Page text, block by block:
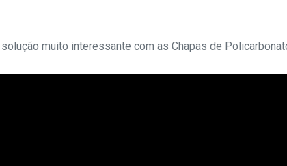
muito interessante com as Chapas de